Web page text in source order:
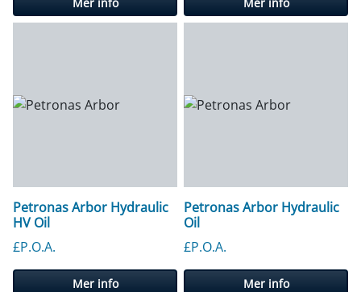
Petronas Arbor Hydraulic
HV Oil
£P.O.A.
Mer info
Petronas Arbor Hydraulic
Oil
£P.O.A.
Mer info